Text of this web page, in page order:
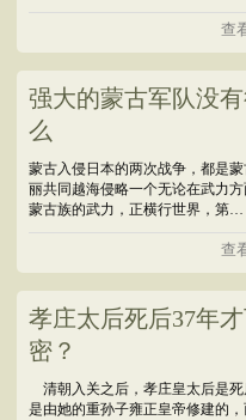
查
强大的蒙古军队没
么
蒙古入侵日本的两次战争，都是
丽共同越海侵略一个无论在武力
蒙古族的武力，正横行世界，第…
查
孝庄太后死后37年
密？
清朝入关之后，孝庄皇太后是
是由她的重孙子雍正皇帝修建的